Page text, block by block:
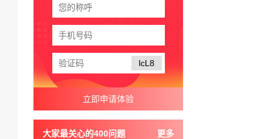
lcL8
大家最关心的400问题 更多